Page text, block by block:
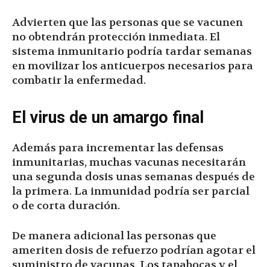
Advierten que las personas que se vacunen
no obtendrán protección inmediata. El
sistema inmunitario podría tardar semanas
en movilizar los anticuerpos necesarios para
combatir la enfermedad.
El virus de un amargo final
Además para incrementar las defensas
inmunitarias, muchas vacunas necesitarán
una segunda dosis unas semanas después de
la primera. La inmunidad podría ser parcial
o de corta duración.
De manera adicional las personas que
ameriten dosis de refuerzo podrían agotar el